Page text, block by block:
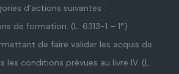
d’actions suivantes :
de formation. (L. 6313-1 – 1°)
de faire valider les acquis de
les conditions prévues au livre IV. (L.